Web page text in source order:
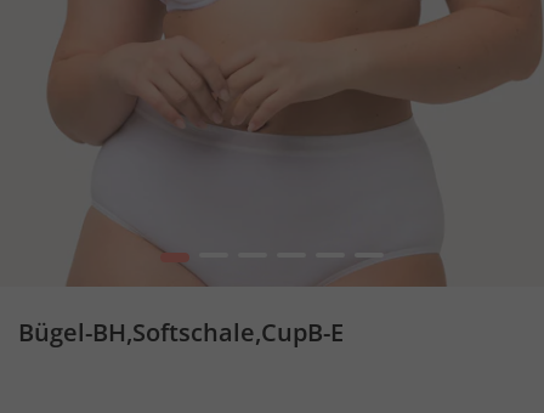
1 5 6
Bügel-BH,Softschale,CupB-E